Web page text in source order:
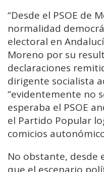
“Desde el PSOE de
normalidad
electoral en
Moreno por su
declaraciones
dirigente socialista
“evidentemente no
esperaba el PSOE
el Partido Popular
comicios
No obstante, desde